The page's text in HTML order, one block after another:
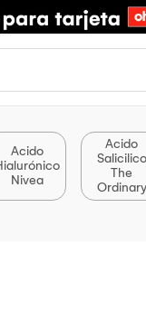
Acido
Nivea
Acido
Salicilico
The
Ordinary